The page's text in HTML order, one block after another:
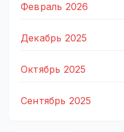
Февраль 2026
Декабрь 2025
Октябрь 2025
Сентябрь 2025